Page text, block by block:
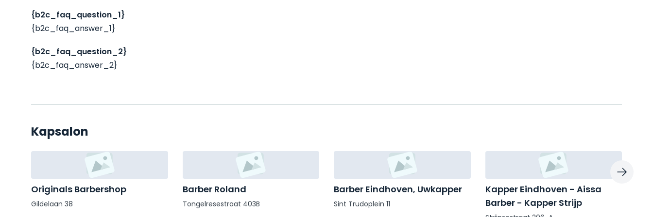
{b2c_faq_question_1}
{b2c_faq_answer_1}
{b2c_faq_question_2}
{b2c_faq_answer_2}
Kapsalon
Originals Barbershop
Gildelaan 38
Barber Roland
Tongelresestraat 403B
Barber Eindhoven, Uwkapper
Sint Trudoplein 11
Kapper Eindhoven - Aissa
Barber - Kapper Strijp